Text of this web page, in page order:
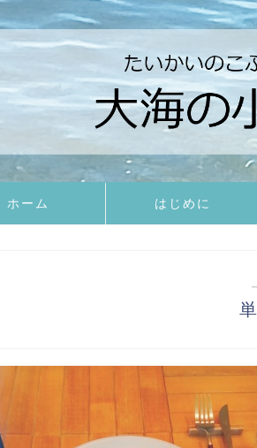
ホーム はじめに